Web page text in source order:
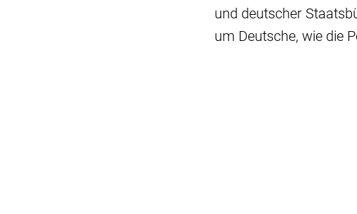
und deutscher
um Deutsche, wie die